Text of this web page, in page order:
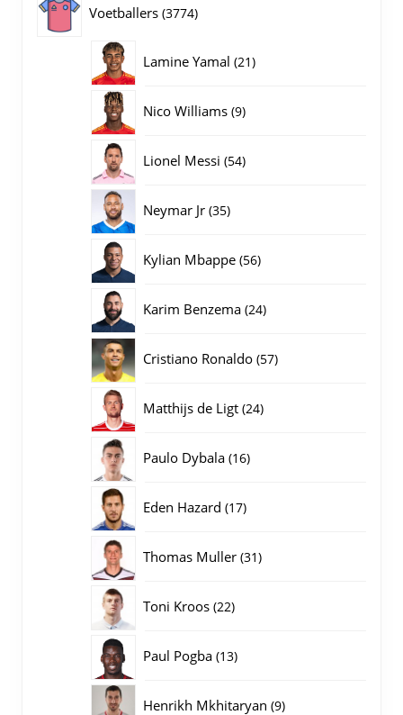
Voetballers 37743774
Lamine Yamal 2121
Nico Williams 99
Lionel Messi 5454
Neymar Jr 3535
Kylian Mbappe 5656
Karim Benzema 2424
Cristiano Ronaldo 5757
Matthijs de Ligt 2424
Paulo Dybala 1616
Eden Hazard 1717
Thomas Muller 3131
Toni Kroos 2222
Paul Pogba 1313
Henrikh Mkhitaryan 99